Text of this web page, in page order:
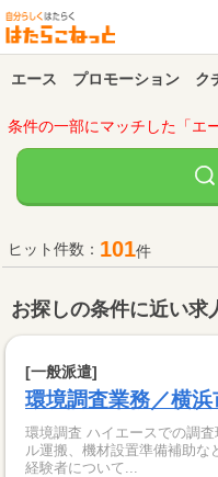
エース プロモーション ク
条件の一部にマッチした「エ
ヒット件数： 101件
お探しの条件に近い求
[一般派遣]
環境調査業務／横浜
環境調査 ハイエースでの調
ル運搬、機材設置準備補助な
経験者について...